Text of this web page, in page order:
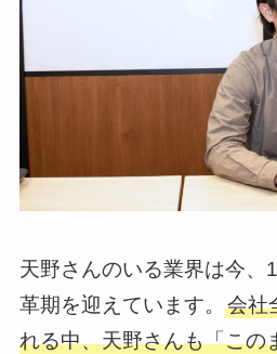
天野さんのいる業界は今、
革期を迎えています。 会社
れる中、天野さんも「この